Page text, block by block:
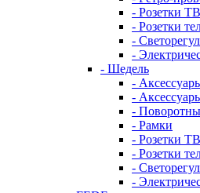
- Розетки
- Розетки
-
-
- Шедель
-
-
-
- Рамки
- Розетки
- Розетки
-
-